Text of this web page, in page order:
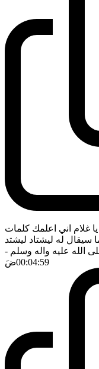
غلام اني اعلمك كلمات
سيقال له ليشتاد ليشتد
الله عليه واله وسلم -
00:04:59ضَ